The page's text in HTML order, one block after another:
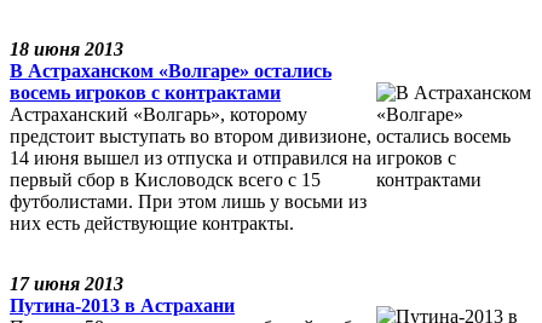
18 июня 2013
В Астраханском «Волгаре» остались
восемь игроков с контрактами
Астраханский «Волгарь», которому
предстоит выступать во втором дивизионе,
14 июня вышел из отпуска и отправился на
первый сбор в Кисловодск всего с 15
футболистами. При этом лишь у восьми из
них есть действующие контракты.
17 июня 2013
Путина-2013 в Астрахани